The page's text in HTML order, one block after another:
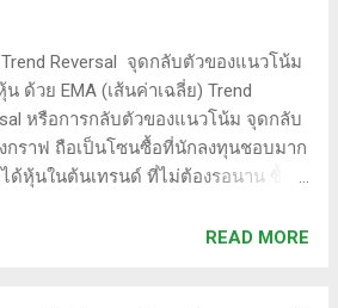
และคลีนิกความงาม ดูกราฟภาพใหญ่
ากนั้นราคาก็พยายามยกกรอบขึ้นไป
บีบตัวสร้างฐาน วอลุ่มแห้ง ก่อนที่จะ
กไล่ราคาขึ้นไปม้วนเดียวจบ เจอะอย่าง
รักก็บ้าแล้ว แล้วผมเข้าซื้อตอนไหนเห
งไปเช็คประวัติการซื้อขายย้อนหลัง พบ
อลงไปทำนิวโลว์ ผมถัวทัน...
Reversal จุดกลับตัวของแนวโน้ม
น ด้วย EMA (เส้นค่าเฉลี่ย) Trend
หรือการกลับตัวของแนวโน้ม จุดกลับ
กราฟ ถือเป็นโซนซื้อที่นักลงทุนชอบมาก
ได้หุ้นในต้นเทรนด์ ที่ไม่ต้องรอนาน ซื้อ
ำไรของกิจการเติบโต นักลงทุนคนนั้นก็
READ MORE